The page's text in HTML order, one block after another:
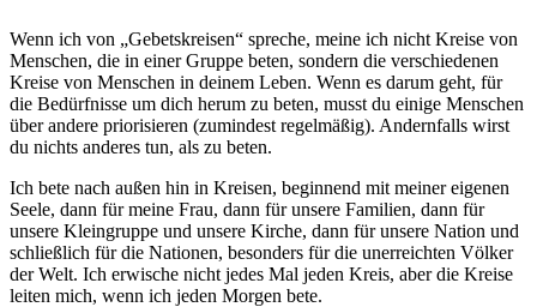
Wenn ich von „Gebetskreisen“ spreche, meine ich nicht Kreise von
Menschen, die in einer Gruppe beten, sondern die verschiedenen
Kreise von Menschen in deinem Leben. Wenn es darum geht, für
die Bedürfnisse um dich herum zu beten, musst du einige Menschen
über andere priorisieren (zumindest regelmäßig). Andernfalls wirst
du nichts anderes tun, als zu beten.
Ich bete nach außen hin in Kreisen, beginnend mit meiner eigenen
Seele, dann für meine Frau, dann für unsere Familien, dann für
unsere Kleingruppe und unsere Kirche, dann für unsere Nation und
schließlich für die Nationen, besonders für die unerreichten Völker
der Welt. Ich erwische nicht jedes Mal jeden Kreis, aber die Kreise
leiten mich, wenn ich jeden Morgen bete.